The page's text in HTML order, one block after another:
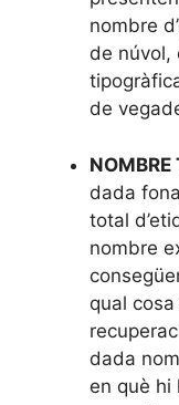
nombre
de núvol,
de
NOMBRE
dada
total
nombre
qual
dada
en què hi